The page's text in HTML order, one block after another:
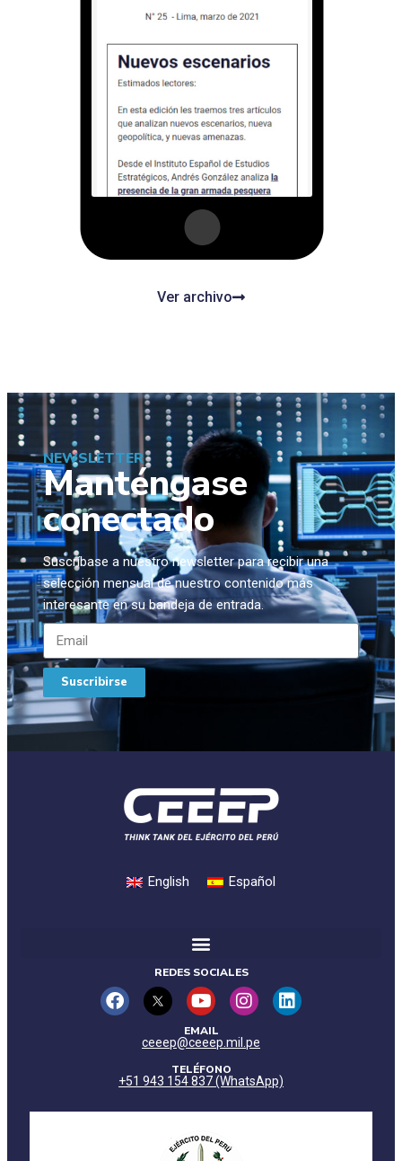
Ver archivo
NEWSLETTER
Manténgase
conectado
Suscríbase a nuestro newsletter para recibir una
selección mensual de nuestro contenido más
interesante en su bandeja de entrada.
Suscribirse
English Español
REDES SOCIALES
EMAIL
ceeep@ceeep.mil.pe
TELÉFONO
+51 943 154 837 (WhatsApp)